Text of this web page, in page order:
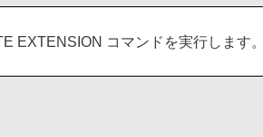
EXTENSION コマンドを実行します。